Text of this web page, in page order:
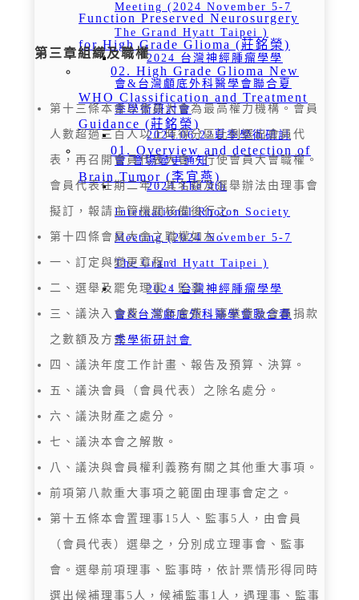
Meeting (2024 November 5-7
The Grand Hyatt Taipei )
2024 台灣神經腫瘤學學
會&台灣顱底外科醫學會聯合夏
季學術研討會
2024.06.22夏季學術研討
會 會場變更通知
2024 The 4th
International Rhoton Society
Meeting (2024 November 5-7
The Grand Hyatt Taipei )
2024 台灣神經腫瘤學學
會&台灣顱底外科醫學會聯合春
季學術研討會
Function Preserved Neurosurgery
for High Grade Glioma (莊銘榮)
02. High Grade Glioma New
WHO Classification and Treatment
Guidance (莊銘榮)
01. Overview and detection of
Brain Tumor (李宜燕)
第三章組織及職權
第十三條本會以會員大會為最高權力機構。會員
人數超過三百人以上時得分區比例選出會員代
表，再召開會員代表大會，行使會員大會職權。
會員代表任期二年，其名額及選舉辦法由理事會
擬訂，報請主管機關核備後行之。
第十四條會員大會之職權如左：
一、訂定與變更章程。
二、選舉及罷免理事、監事。
三、議決入會費、常年會費、事業費及會員捐款
之數額及方式。
四、議決年度工作計畫、報告及預算、決算。
五、議決會員（會員代表）之除名處分。
六、議決財產之處分。
七、議決本會之解散。
八、議決與會員權利義務有關之其他重大事項。
前項第八款重大事項之範圍由理事會定之。
第十五條本會置理事15人、監事5人，由會員
（會員代表）選舉之，分別成立理事會、監事
會。選舉前項理事、監事時，依計票情形得同時
選出候補理事5人，候補監事1人，遇理事、監事